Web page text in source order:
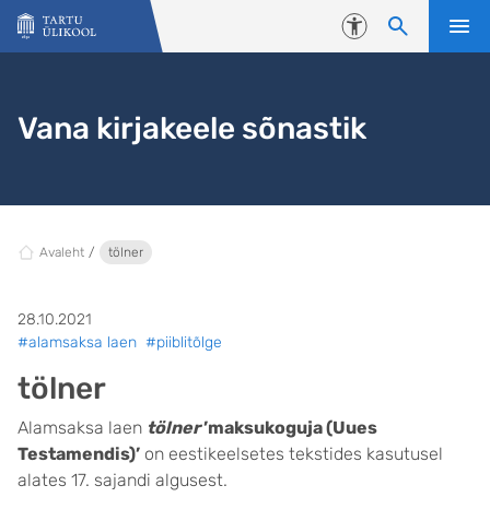
Liigu edasi põhisisu juurde
Juurdepääsetavus
Vana kirjakeele sõnastik
Avaleht tölner
28.10.2021
#alamsaksa laen #piiblitõlge
tölner
Alamsaksa laen tölner’maksukoguja (Uues
Testamendis)’ on eestikeelsetes tekstides kasutusel
alates 17. sajandi algusest.